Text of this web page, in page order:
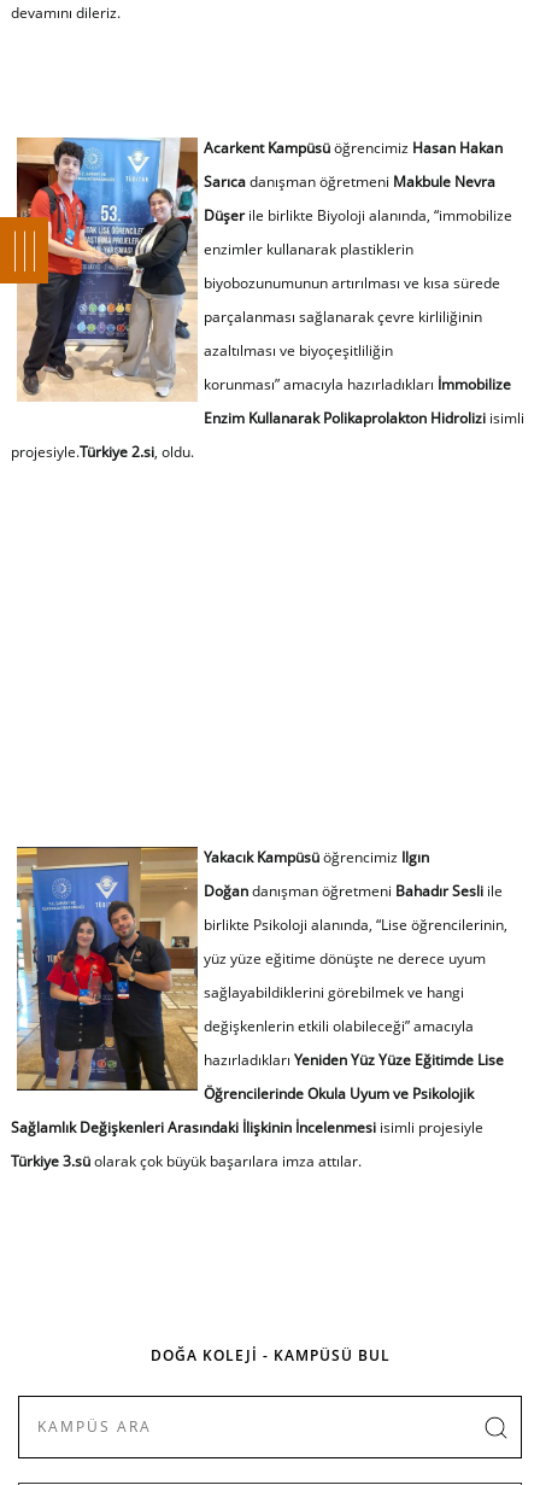
devamını dileriz.
Acarkent Kampüsüöğrencimiz Hasan Hakan
Sarıcadanışman öğretmeni Makbule Nevra
Düşerile birlikte Biyoloji alanında, “immobilize
enzimler kullanarak plastiklerin
biyobozunumunun artırılması ve kısa sürede
parçalanması sağlanarak çevre kirliliğinin
azaltılması ve biyoçeşitliliğin
korunması” amacıyla hazırladıkları İmmobilize
Enzim Kullanarak Polikaprolakton Hidrolizi isimli
projesiyle.Türkiye 2.si, oldu.
Yakacık Kampüsüöğrencimiz Ilgın
Doğandanışman öğretmeni Bahadır Sesliile
birlikte Psikoloji alanında, “Lise öğrencilerinin,
yüz yüze eğitime dönüşte ne derece uyum
sağlayabildiklerini görebilmek ve hangi
değişkenlerin etkili olabileceği” amacıyla
hazırladıkları Yeniden Yüz Yüze Eğitimde Lise
Öğrencilerinde Okula Uyum ve Psikolojik
Sağlamlık Değişkenleri Arasındaki İlişkinin İncelenmesi isimli projesiyle
Türkiye 3.süolarak çok büyük başarılara imza attılar.
DOĞA KOLEJİ - KAMPÜSÜ BUL